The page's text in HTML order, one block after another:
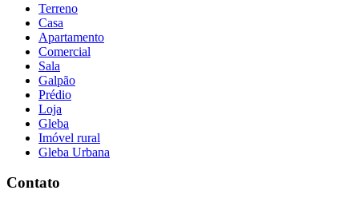
Terreno
Casa
Apartamento
Comercial
Sala
Galpão
Prédio
Loja
Gleba
Imóvel rural
Gleba Urbana
Contato